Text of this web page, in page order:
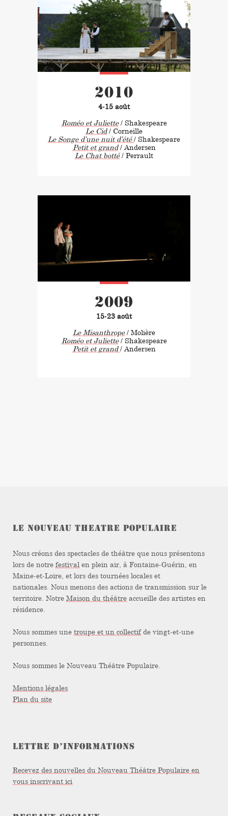
2010
4-15 août
Roméo et Juliette/ Shakespeare
Le Cid/ Corneille
Le Songe d’une nuit d’été / Shakespeare
Petit et grand/ Andersen
Le Chat botté/ Perrault
2009
15-23 août
Le Misanthrope/ Molière
Roméo et Juliette/ Shakespeare
Petit et grand / Andersen
LE NOUVEAU THEATRE POPULAIRE
Nous créons des spectacles de théâtre que nous présentons
lors de notre festival en plein air, à Fontaine-Guérin, en
Maine-et-Loire, et lors des tournées locales et
nationales. Nous menons des actions de transmission sur le
territoire. Notre Maison du théâtre accueille des artistes en
résidence.
Nous sommes une troupe et un collectifde vingt-et-une
personnes.
Nous sommes le Nouveau Théâtre Populaire.
Mentions légales
Plan du site
LETTRE D’INFORMATIONS
Recevez des nouvelles du Nouveau Théâtre Populaire en
vous inscrivant ici